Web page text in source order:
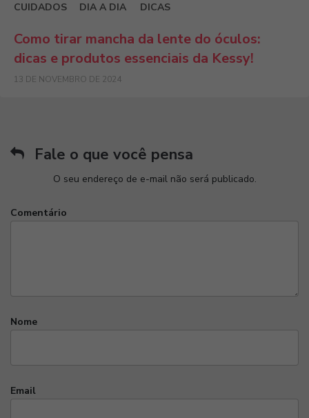
CUIDADOS DIA A DIA DICAS
Como tirar mancha da lente do óculos:
dicas e produtos essenciais da Kessy!
13 DE NOVEMBRO DE 2024
Fale o que você pensa
O seu endereço de e-mail não será publicado.
Nome
Email
Comentário